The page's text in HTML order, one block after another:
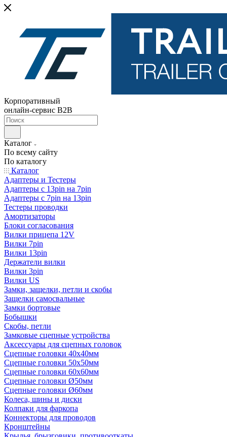
Корпоративный
онлайн-сервис B2B
Каталог
По всему сайту
По каталогу
Каталог
Адаптеры и Тестеры
Адаптеры с 13pin на 7pin
Адаптеры с 7pin на 13pin
Тестеры проводки
Амортизаторы
Блоки согласования
Вилки прицепа 12V
Вилки 7pin
Вилки 13pin
Держатели вилки
Вилки 3pin
Вилки US
Замки, защелки, петли и скобы
Защелки самосвальные
Замки бортовые
Бобышки
Скобы, петли
Замковые сцепные устройства
Аксессуары для сцепных головок
Сцепные головки 40x40мм
Сцепные головки 50x50мм
Сцепные головки 60x60мм
Сцепные головки Ø50мм
Сцепные головки Ø60мм
Колеса, шины и диски
Колпаки для фаркопа
Коннекторы для проводов
Кронштейны